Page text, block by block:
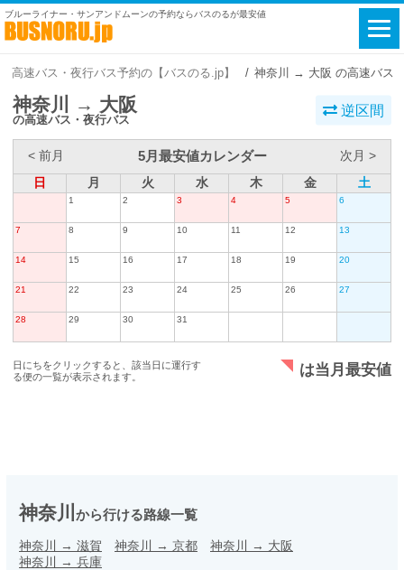
ブルーライナー・サンアンドムーンの予約ならバスのるが最安値
高速バス・夜行バス予約の【バスのる.jp】 神奈川 → 大阪 の高速バス
神奈川 → 大阪
の高速バス・夜行バス
逆区間
< 前月 5月最安値カレンダー
次月 >
日
月 火 水 木 金 土
1 2 3 4 5 6
7 8 9 10 11 12 13
14 15 16 17 18 19 20
21 22 23 24 25 26 27
28 29 30 31
日にちをクリックすると、該当日に運行す
る便の一覧が表示されます。
は当月最安値
神奈川 から行ける路線一覧
神奈川 → 滋賀 神奈川 → 京都 神奈川 → 大阪
神奈川 → 兵庫